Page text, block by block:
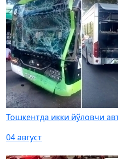
Тошкентда икки йўловчи
04 август